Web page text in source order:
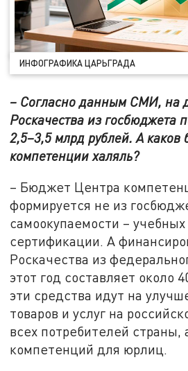
ИНФОГРАФИКА ЦАРЬГРАДА
– Согласно данным СМИ, на
Роскачества из госбюджета
2,5–3,5 млрд рублей. А
компетенции халяль?
– Бюджет Центра
формируется не из
самоокупаемости – учебных
сертификации. А
Роскачества из
этот год составляет около
эти средства идут на
товаров и услуг на
всех потребителей страны,
компетенций для юрлиц.